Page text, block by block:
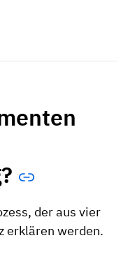
der aus vier
erklären werden.